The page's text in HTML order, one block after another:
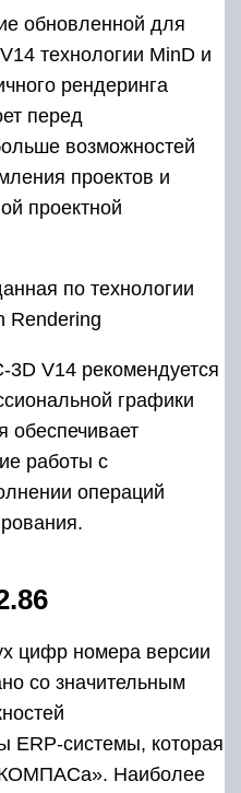
обновленной для
технологии MinD и
рендеринга
перед
возможностей
проектов и
проектной
по технологии
Rendering
V14 рекомендуется
графики
обеспечивает
работы с
операций
цифр номера версии
со значительным
ERP-системы, которая
КОМПАСа». Наиболее